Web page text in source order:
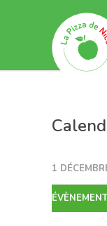
1
ÉVÈNEMENT